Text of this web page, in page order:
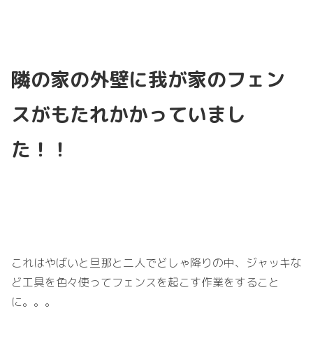
隣の家の外壁に我が家のフェン
スがもたれかかっていまし
た！！
これはやばいと旦那と二人でどしゃ降りの中、ジャッキな
ど工具を色々使ってフェンスを起こす作業をすること
に。。。